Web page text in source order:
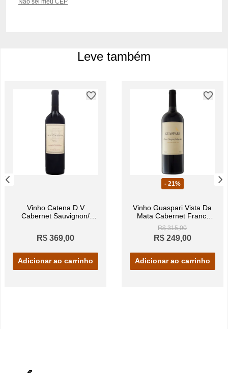
Não sei meu CEP
Leve também
Vinho Catena D.V
Cabernet Sauvignon/
R$ 369,00
Adicionar ao carrinho
- 21%
Vinho Guaspari Vista Da
Mata Cabernet Franc/
Cabernet Sauvignon Tinto
750ml
R$ 315,00
R$ 249,00
Adicionar ao carrinho